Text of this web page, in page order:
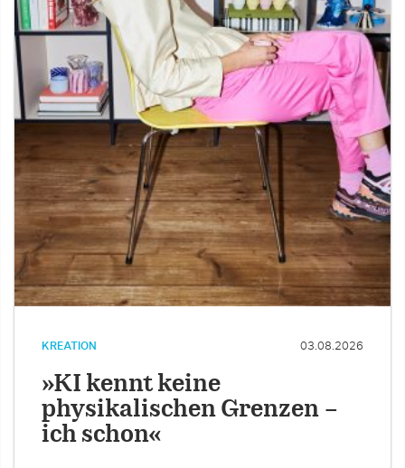
KREATION 03.08.2026
»KI kennt keine
physikalischen Grenzen –
ich schon«